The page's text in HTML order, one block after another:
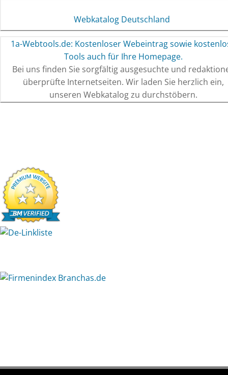
Webkatalog Deutschland
1a-Webtools.de: Kostenloser Webeintrag sowie
Tools auch für Ihre Homepage.
Bei uns finden Sie sorgfältig ausgesuchte und
überprüfte Internetseiten. Wir laden Sie herzlich ein,
unseren Webkatalog zu durchstöbern.